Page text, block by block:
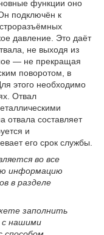
функции оно
подключён к
давление. Это даёт
не выходя из
— не прекращая
поворотом, в
этого необходимо
Отвал
составляет
и
его срок службы.
во все
информацию
в разделе
заполнить
с нашими